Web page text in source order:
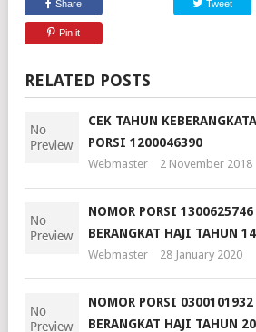
Share Tweet
Pin it
RELATED POSTS
CEK TAHUN
PORSI 1200046390
Webmaster 2 November 2018
NOMOR PORSI
BERANGKAT HAJI TAHUN
Webmaster 28 January 2020
NOMOR PORSI
BERANGKAT HAJI TAHUN